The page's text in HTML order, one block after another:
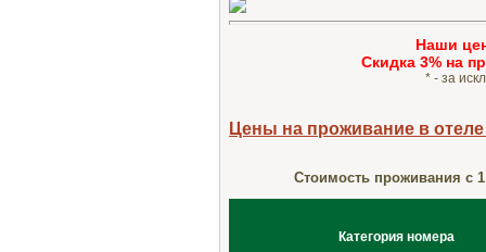
Наши
Cкидка 3% на
* - за
Цены на проживание в
Стоимость проживания с
Категория номера